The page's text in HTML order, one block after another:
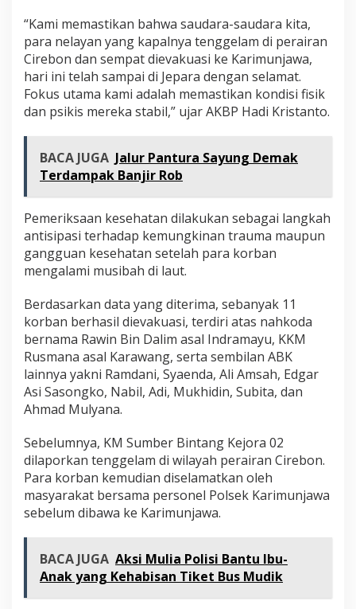
“Kami memastikan bahwa saudara-saudara kita,
para nelayan yang kapalnya tenggelam di perairan
Cirebon dan sempat dievakuasi ke Karimunjawa,
hari ini telah sampai di Jepara dengan selamat.
Fokus utama kami adalah memastikan kondisi fisik
dan psikis mereka stabil,” ujar AKBP Hadi Kristanto.
BACA JUGA Jalur Pantura Sayung Demak
Terdampak Banjir Rob
Pemeriksaan kesehatan dilakukan sebagai langkah
antisipasi terhadap kemungkinan trauma maupun
gangguan kesehatan setelah para korban
mengalami musibah di laut.
Berdasarkan data yang diterima, sebanyak 11
korban berhasil dievakuasi, terdiri atas nahkoda
bernama Rawin Bin Dalim asal Indramayu, KKM
Rusmana asal Karawang, serta sembilan ABK
lainnya yakni Ramdani, Syaenda, Ali Amsah, Edgar
Asi Sasongko, Nabil, Adi, Mukhidin, Subita, dan
Ahmad Mulyana.
Sebelumnya, KM Sumber Bintang Kejora 02
dilaporkan tenggelam di wilayah perairan Cirebon.
Para korban kemudian diselamatkan oleh
masyarakat bersama personel Polsek Karimunjawa
sebelum dibawa ke Karimunjawa.
BACA JUGA Aksi Mulia Polisi Bantu Ibu-
Anak yang Kehabisan Tiket Bus Mudik